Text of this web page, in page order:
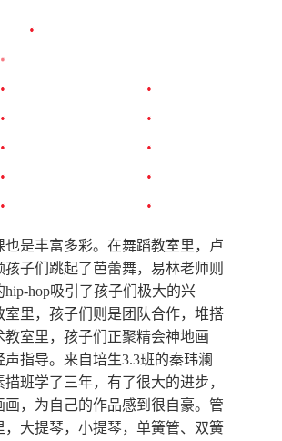
一段时间的学习，低段的孩子们在
的协调方面有很大的进步，学会了
，兴趣浓厚。大操场上，罗成飞老
子们学习中国功夫，看，罗老师英
斗志昂扬，场上一片生气勃勃的景